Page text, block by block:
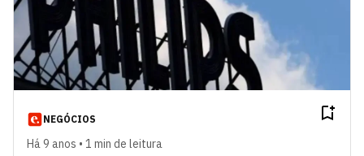
NEGÓCIOS
Há 9 anos • 1 min de leitura